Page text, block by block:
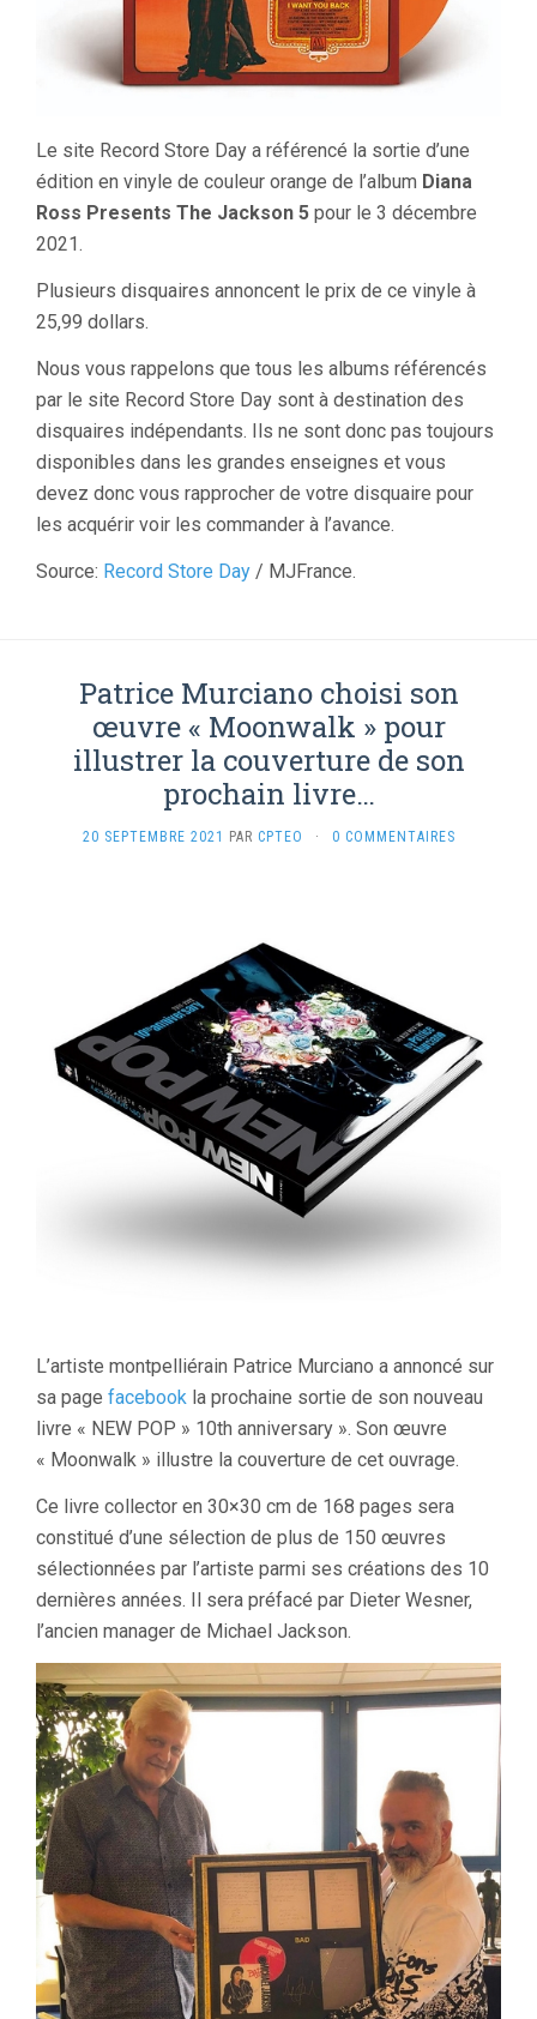
Le site Record Store Day a référencé la sortie d’une
édition en vinyle de couleur orange de l’album Diana
Ross Presents The Jackson 5 pour le 3 décembre
2021.
Plusieurs disquaires annoncent le prix de ce vinyle à
25,99 dollars.
Nous vous rappelons que tous les albums référencés
par le site Record Store Day sont à destination des
disquaires indépendants. Ils ne sont donc pas toujours
disponibles dans les grandes enseignes et vous
devez donc vous rapprocher de votre disquaire pour
les acquérir voir les commander à l’avance.
Source: Record Store Day / MJFrance.
Patrice Murciano choisi son
œuvre « Moonwalk » pour
illustrer la couverture de son
prochain livre…
20 SEPTEMBRE 2021 PAR CPTEO · 0 COMMENTAIRES
L’artiste montpelliérain Patrice Murciano a annoncé sur
sa page facebook la prochaine sortie de son nouveau
livre « NEW POP » 10th anniversary ». Son œuvre
« Moonwalk » illustre la couverture de cet ouvrage.
Ce livre collector en 30×30 cm de 168 pages sera
constitué d’une sélection de plus de 150 œuvres
sélectionnées par l’artiste parmi ses créations des 10
dernières années. Il sera préfacé par Dieter Wesner,
l’ancien manager de Michael Jackson.